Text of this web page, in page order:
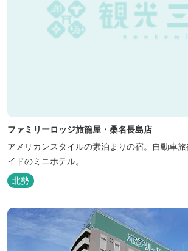
ファミリーロッジ旅籠屋・桑名長島店
アメリカンスタイルの素泊まりの宿。自動車
イドのミニホテル。
北勢